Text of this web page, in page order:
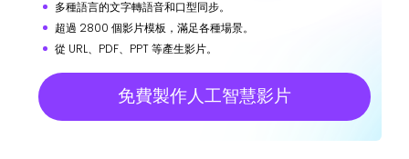
多種語言的文字轉語音和口型同步。
超過 2800 個影片模板，滿足各種場景。
從 URL、PDF、PPT 等產生影片。
免費製作人工智慧影片